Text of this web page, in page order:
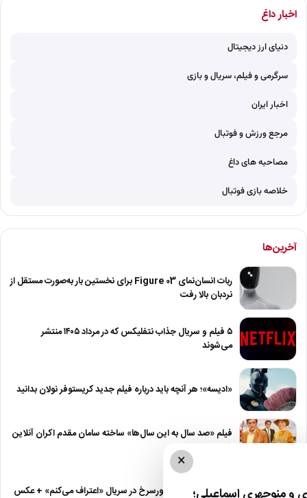
اخبار داغ
دنیای ارز دیجیتال
سرگرمی و فیلم، سریال و بازی
اخبار ایران
مرجع ورزش و فوتبال
مصاحبه های داغ
خلاصه بازی فوتبال
آخرین‌ها
ربات انسان‌نمای Figure 03 برای نخستین بار به‌صورت مستقل از
نردبان بالا رفت
۵ فیلم و سریال جذاب نتفلیکس که در مرداد ۱۴۰۵ منتشر
می‌شوند
«ادیسه»؛ هر آنچه باید درباره فیلم جدید کریستوفر نولان بدانید
فیلم «صد سال به این سال‌ها» ساخته سامان مقدم اکران آنلاین
شد
گریم متفاوت پوریا پورسرخ در سریال «اعتراف می‌کنم» + عکس
×